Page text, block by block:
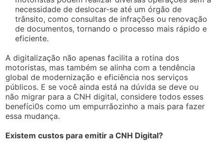
necessidade de deslocar-se até um órgão de
trânsito, como consultas de infrações ou renovação
de documentos, tornando o processo mais rápido e
eficiente.
A digitalização não apenas facilita a rotina dos
motoristas, mas também se alinha com a tendência
global de modernização e eficiência nos serviços
públicos. E se você ainda está na dúvida se deve ou
não migrar para a CNH digital, considere todos esses
benefíci0s como um empurrãozinho a mais para fazer
essa mudança.
Existem custos para emitir a CNH Digital?